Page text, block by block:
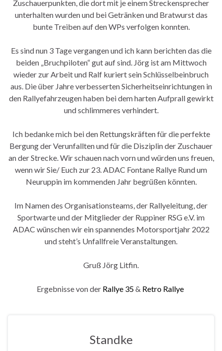
Zuschauerpunkten, die dort mit je einem Streckensprecher
unterhalten wurden und bei Getränken und Bratwurst das
bunte Treiben auf den WPs verfolgen konnten.
Es sind nun 3 Tage vergangen und ich kann berichten das die
beiden „Bruchpiloten“ gut auf sind. Jörg ist am Mittwoch
wieder zur Arbeit und Ralf kuriert sein Schlüsselbeinbruch
aus. Die über Jahre verbesserten Sicherheitseinrichtungen in
den Rallyefahrzeugen haben bei dem harten Aufprall gewirkt
und schlimmeres verhindert.
Ich bedanke mich bei den Rettungskräften für die perfekte
Bergung der Verunfallten und für die Disziplin der Zuschauer
an der Strecke. Wir schauen nach vorn und würden uns freuen,
wenn wir Sie/ Euch zur 23. ADAC Fontane Rallye Rund um
Neuruppin im kommenden Jahr begrüßen könnten.
Im Namen des Organisationsteams, der Rallyeleitung, der
Sportwarte und der Mitglieder der Ruppiner RSG e.V. im
ADAC wünschen wir ein spannendes Motorsportjahr 2022
und steht’s Unfallfreie Veranstaltungen.
Gruß Jörg Litfin.
Ergebnisse von der Rallye 35& Retro Rallye
Standke